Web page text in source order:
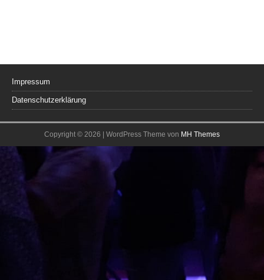
Impressum
Datenschutzerklärung
Copyright © 2026 | WordPress Theme von MH Themes